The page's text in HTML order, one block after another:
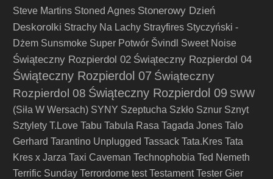
Steve Martins Stoned Agnes Stonerowy Dzień
Deskorolki Strachy Na Lachy Strayfires Styczyński -
Dżem Sunsmoke Super Potwór Švindl Sweet Noise
Świąteczny Rozpierdol 02 Świąteczny Rozpierdol 04
Świąteczny Rozpierdol 07 Świąteczny
Rozpierdol 08 Świąteczny Rozpierdol 09 SWW
(Siła W Wersach) SYNY Szeptucha Szkło Sznur Sznyt
Sztylety T.Love Tabu Tabula Rasa Tagada Jones Talo
Gerhard Tarantino Unplugged Tassack Tata.Kres Tata
Kres x Jarza Taxi Caveman Technophobia Ted Nemeth
Terrific Sunday Terrordome test Testament Tester Gier